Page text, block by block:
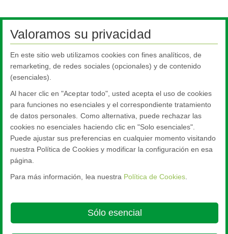
Downloads
Achieving BREEAM with glazing
Head Office - 3-5-27 Mita Minato-ku Tokyo
Valoramos su privacidad
En este sitio web utilizamos cookies con fines analíticos, de
remarketing, de redes sociales (opcionales) y de contenido
(esenciales).
Al hacer clic en "Aceptar todo", usted acepta el uso de cookies
para funciones no esenciales y el correspondiente tratamiento
de datos personales. Como alternativa, puede rechazar las
cookies no esenciales haciendo clic en "Solo esenciales".
Puede ajustar sus preferencias en cualquier momento visitando
nuestra Política de Cookies y modificar la configuración en esa
página.
Para más información, lea nuestra Política de Cookies
Sólo esencial